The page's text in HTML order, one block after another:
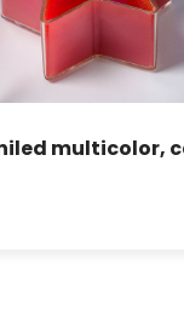
multicolor,